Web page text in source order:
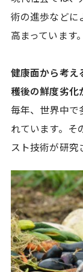
術の進歩などに
高まっています。
健康面から考え
穫後の鮮度劣化
毎年、世界中で
れています。そ
スト技術が研究